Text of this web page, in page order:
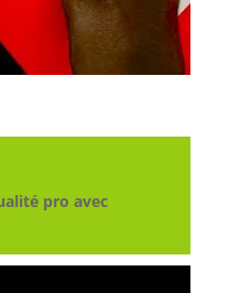
pro avec